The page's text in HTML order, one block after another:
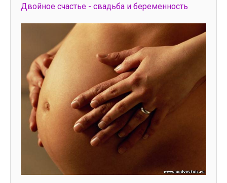
Двойное счастье - свадьба и беременность